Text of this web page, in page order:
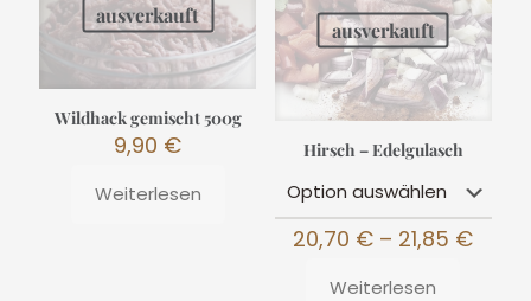
ausverkauft
Wildhack gemischt 500g
9,90 €
Weiterlesen
ausverkauft
Hirsch – Edelgulasch
20,70 € – 21,85 €
Weiterlesen